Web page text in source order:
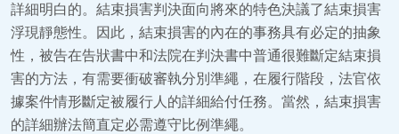
詳細明白的。結束損害判決面向將來的特色決議了結束損害
浮現靜態性。因此，結束損害的內在的事務具有必定的抽象
性，被告在告狀書中和法院在判決書中普通很難斷定結束損
害的方法，有需要衝破審執分別準繩，在履行階段，法官依
據案件情形斷定被履行人的詳細給付任務。當然，結束損害
的詳細辦法簡直定必需遵守比例準繩。